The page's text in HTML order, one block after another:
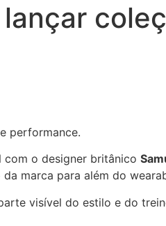
performance.
com o designer britânico
marca para além do
visível do estilo e do